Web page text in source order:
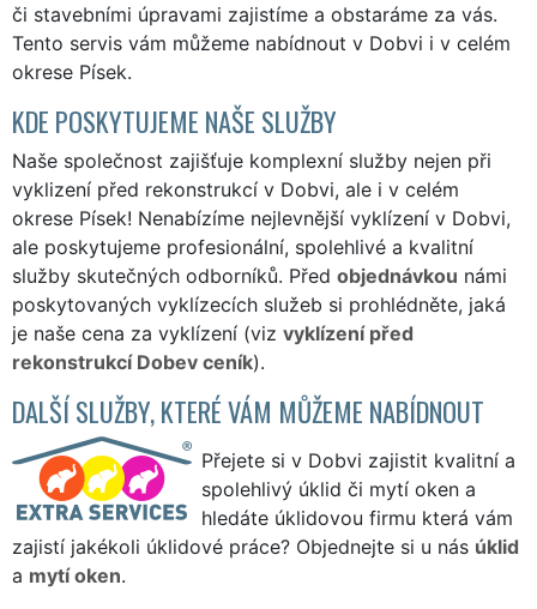
či stavebními úpravami zajistíme a obstaráme za vás.
Tento servis vám můžeme nabídnout v Dobvi i v celém
okrese Písek.
KDE POSKYTUJEME NAŠE SLUŽBY
Naše společnost zajišťuje komplexní služby nejen při
vyklizení před rekonstrukcí v Dobvi, ale i v celém
okrese Písek! Nenabízíme nejlevnější vyklízení v Dobvi,
ale poskytujeme profesionální, spolehlivé a kvalitní
služby skutečných odborníků. Před objednávkou námi
poskytovaných vyklízecích služeb si prohlédněte, jaká
je naše cena za vyklízení (viz vyklízení před
rekonstrukcí Dobev ceník).
DALŠÍ SLUŽBY, KTERÉ VÁM MŮŽEME NABÍDNOUT
Přejete si v Dobvi zajistit kvalitní a
spolehlivý úklid či mytí oken a
hledáte úklidovou firmu která vám
zajistí jakékoli úklidové práce? Objednejte si u nás úklid
a mytí oken.